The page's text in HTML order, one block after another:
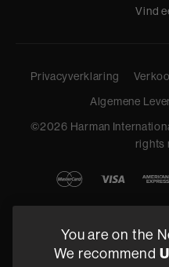
Vind
Privacyverklaring
Algemene
©2026 Harman
rights
You are on the
We recommend